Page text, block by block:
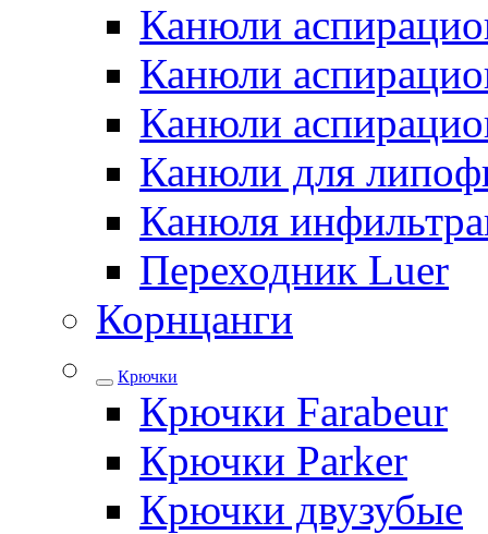
Канюли
Канюли
Канюли
Канюли для
Канюля
Переходник Luer
Корнцанги
Крючки
Крючки Farabeur
Крючки Parker
Крючки двузубые